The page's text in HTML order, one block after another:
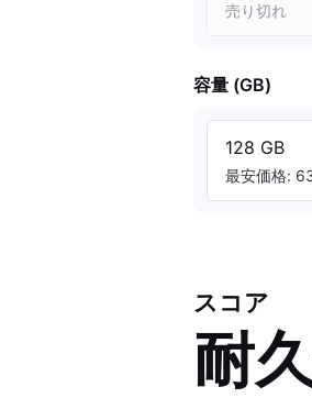
売り切れ
容量 (GB)
128 GB
最安価格:
スコア
耐